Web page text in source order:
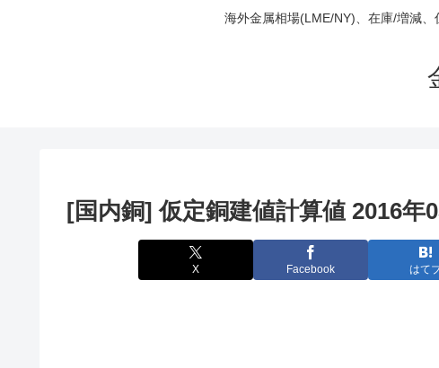
海外金属相場(LME/NY)、在庫/増減
[国内銅] 仮定銅建値計算値 2016年
X Facebook はて